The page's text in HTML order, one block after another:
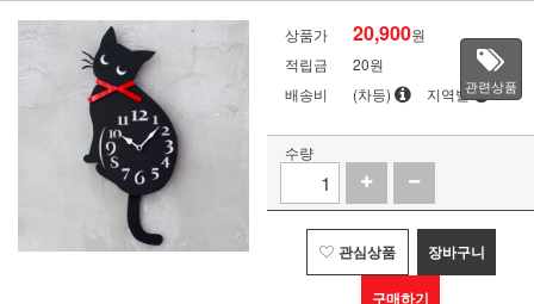
상품가 20,900원
적립금
20원
배송비
(차등) 지역별관련상품
수량
관심상품 장바구니
구매하기